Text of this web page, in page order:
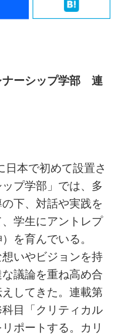
ーシップ学部 連
本で初めて設置さ
プ学部」では、多
下、対話や実践を
学生にアントレプ
を育んでいる。
いやビジョンを持
議論を重ね高め合
してきた。連載第
目「クリティカル
ポートする。カリ